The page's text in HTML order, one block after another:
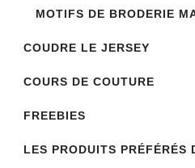
MOTIFS DE BRODERIE
COUDRE LE JERSEY
COURS DE COUTURE
FREEBIES
LES PRODUITS PRÉFÉRÉS